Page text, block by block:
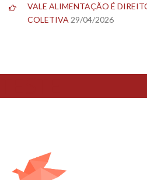
VALE ALIMENTAÇÃO É
COLETIVA 29/04/2026
TESTE